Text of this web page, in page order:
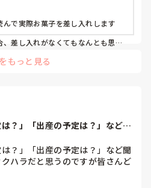
なくむしろコロナで苦しんでた
んですけど、菓子折り買いに行
子みたいなルールあります
で実際お菓子を差し入れします
差し入れがなくてもなんとも思わ
合は特に、そんな余裕もないでしょ
んて、助け合いで何とかするのが
思います。
ン』だと認識してしまいます。
私だったら本人に
』と言いに行くかもしれません笑
もっと見る
？」「出産の予定は？」など聞
？」「出産の予定は？」など聞
ハラだと思うのですが皆さんど
に聞かれた方いらっしゃいます